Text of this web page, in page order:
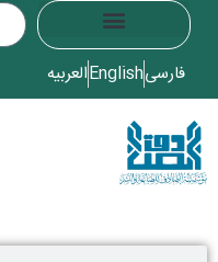
فارسیEnglishالعربیه